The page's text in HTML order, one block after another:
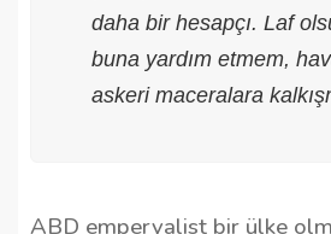
daha bir hesapçı. Laf
buna yardım etmem,
askeri maceralara
ABD emperyalist bir ülke